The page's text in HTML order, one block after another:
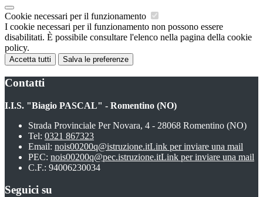
Cookie necessari per il funzionamento
I cookie necessari per il funzionamento non possono essere
disabilitati. È possibile consultare l'elenco nella pagina della cookie
policy.
Accetta tutti Salva le preferenze
Contatti
I.I.S. "Biagio PASCAL" - Romentino (NO)
Strada Provinciale Per Novara, 4 - 28068 Romentino (NO)
Tel: 0321 867323
Email: nois00200q@istruzione.itLink per inviare una mail
PEC: nois00200q@pec.istruzione.itLink per inviare una mail
C.F.: 94006230034
Seguici su